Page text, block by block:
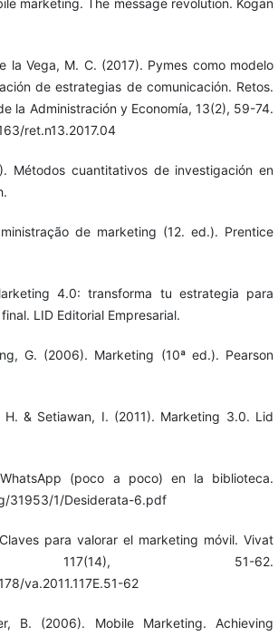
marketing. The message revolution. Kogan
la Vega, M. C. (2017). Pymes como modelo
de estrategias de comunicación. Retos.
la Administración y Economía, 13(2), 59-74.
ret.n13.2017.04
Métodos cuantitativos de investigación en
de marketing (12. ed.). Prentice
4.0: transforma tu estrategia para
LID Editorial Empresarial.
G. (2006). Marketing (10ª ed.). Pearson
H. & Setiawan, I. (2011). Marketing 3.0. Lid
(poco a poco) en la biblioteca.
31953/1/Desiderata-6.pdf
para valorar el marketing móvil. Vivat
117(14), 51-62.
va.2011.117E.51-62
B. (2006). Mobile Marketing. Achieving